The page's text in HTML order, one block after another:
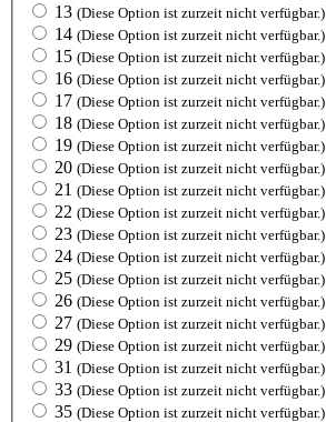
13 (Diese Option ist zurzeit nicht verfügbar.)
14 (Diese Option ist zurzeit nicht verfügbar.)
15 (Diese Option ist zurzeit nicht verfügbar.)
16 (Diese Option ist zurzeit nicht verfügbar.)
17 (Diese Option ist zurzeit nicht verfügbar.)
18 (Diese Option ist zurzeit nicht verfügbar.)
19 (Diese Option ist zurzeit nicht verfügbar.)
20 (Diese Option ist zurzeit nicht verfügbar.)
21 (Diese Option ist zurzeit nicht verfügbar.)
22 (Diese Option ist zurzeit nicht verfügbar.)
23 (Diese Option ist zurzeit nicht verfügbar.)
24 (Diese Option ist zurzeit nicht verfügbar.)
25 (Diese Option ist zurzeit nicht verfügbar.)
26 (Diese Option ist zurzeit nicht verfügbar.)
27 (Diese Option ist zurzeit nicht verfügbar.)
29 (Diese Option ist zurzeit nicht verfügbar.)
31 (Diese Option ist zurzeit nicht verfügbar.)
33 (Diese Option ist zurzeit nicht verfügbar.)
35 (Diese Option ist zurzeit nicht verfügbar.)